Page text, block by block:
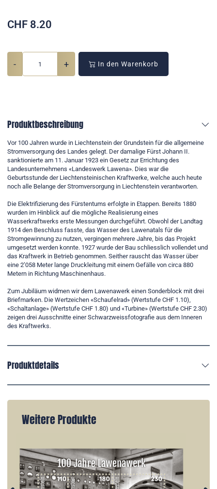
CHF 8.20
- + In den Warenkorb
Produktbeschreibung
Vor 100 Jahren wurde in Liechtenstein der Grundstein für die allgemeine
Stromversorgung des Landes gelegt. Der damalige Fürst Johann II.
sanktionierte am 11. Januar 1923 ein Gesetz zur Errichtung des
Landesunternehmens «Landeswerk Lawena». Dies war die
Geburtsstunde der Liechtensteinischen Kraftwerke, welche auch heute
noch alle Belange der Stromversorgung in Liechtenstein verantworten.
Die Elektrifizierung des Fürstentums erfolgte in Etappen. Bereits 1880
wurden im Hinblick auf die mögliche Realisierung eines
Wasserkraftwerks erste Messungen durchgeführt. Obwohl der Landtag
1914 den Beschluss fasste, das Wasser des Lawenatals für die
Stromgewinnung zu nutzen, vergingen mehrere Jahre, bis das Projekt
umgesetzt werden konnte. 1927 wurde der Bau schliesslich vollendet und
das Kraftwerk in Betrieb genommen. Seither rauscht das Wasser über
eine 2’058 Meter lange Druckleitung mit einem Gefälle von circa 880
Metern in Richtung Maschinenhaus.
Zum Jubiläum widmen wir dem Lawenawerk einen Sonderblock mit drei
Briefmarken. Die Wertzeichen «Schaufelrad» (Wertstufe CHF 1.10),
«Schaltanlage» (Wertstufe CHF 1.80) und «Turbine» (Wertstufe CHF 2.30)
zeigen drei Ausschnitte einer Schwarzweissfotografie aus dem Inneren
des Kraftwerks.
Produktdetails
Weitere Produkte